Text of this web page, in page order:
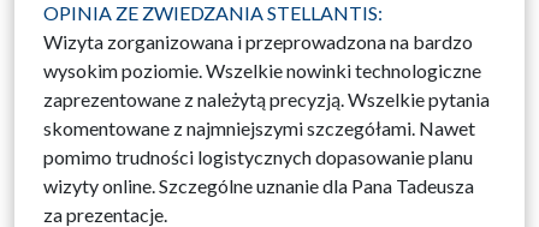
OPINIA ZE ZWIEDZANIA STELLANTIS:
Wizyta zorganizowana i przeprowadzona na bardzo
wysokim poziomie. Wszelkie nowinki technologiczne
zaprezentowane z należytą precyzją. Wszelkie pytania
skomentowane z najmniejszymi szczegółami. Nawet
pomimo trudności logistycznych dopasowanie planu
wizyty online. Szczególne uznanie dla Pana Tadeusza
za prezentacje.